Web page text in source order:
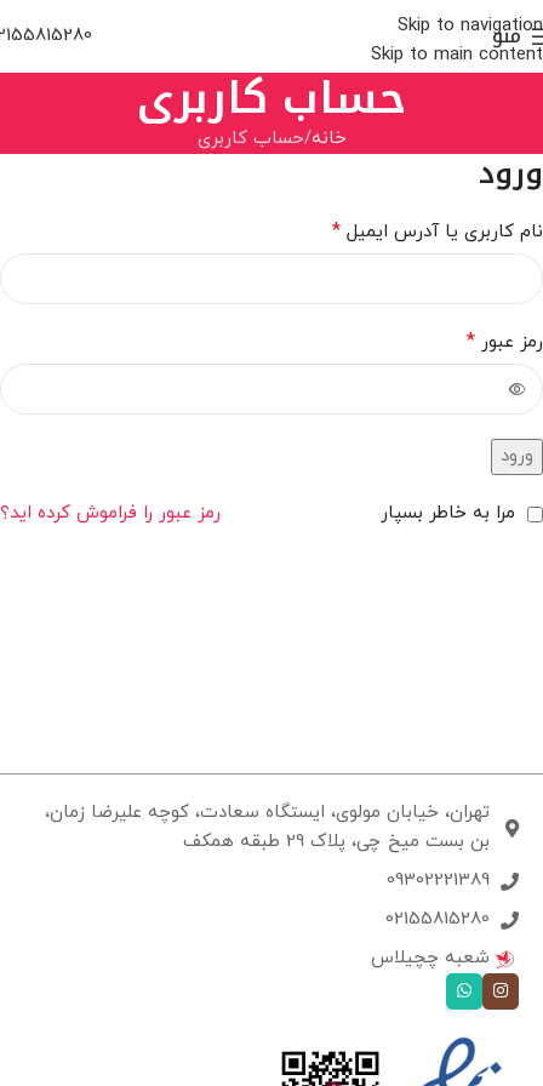
Skip to navigation
Skip to main content
منو
حساب کاربری
خانه حساب کاربری
ورود
نام کاربری یا آدرس ایمیل *
رمز عبور *
ورود
رمز عبور را فراموش کرده اید؟ مرا به خاطر بسپار
تهران، خیابان مولوی، ایستگاه سعادت، کوچه علیرضا زمان،
بن بست میخ چی، پلاک 29 طبقه همکف
09302221389
02155815280
شعبه چچیلاس